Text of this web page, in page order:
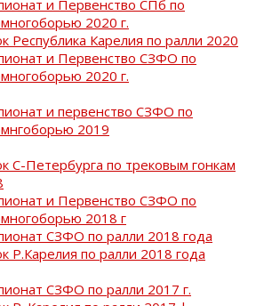
и Первенство СПб по
2020 г.
Республика Карелия по ралли 2020
и Первенство СЗФО по
2020 г.
и первенство СЗФО по
2019
С-Петербурга по трековым гонкам
и Первенство СЗФО по
2018 г
СЗФО по ралли 2018 года
Р.Карелия по ралли 2018 года
СЗФО по ралли 2017 г.